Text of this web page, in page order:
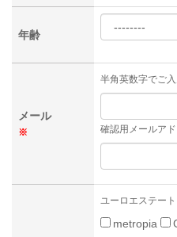
年齢
メール
※
半角英数字でご入
確認用メールア
ユーロエステー
metropia